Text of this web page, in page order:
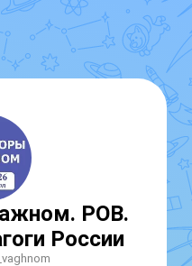
РОВ.
России